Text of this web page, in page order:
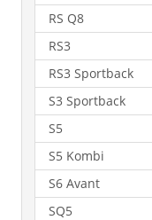
RS Q8
RS3
RS3 Sportback
S3 Sportback
S5
S5 Kombi
S6 Avant
SQ5